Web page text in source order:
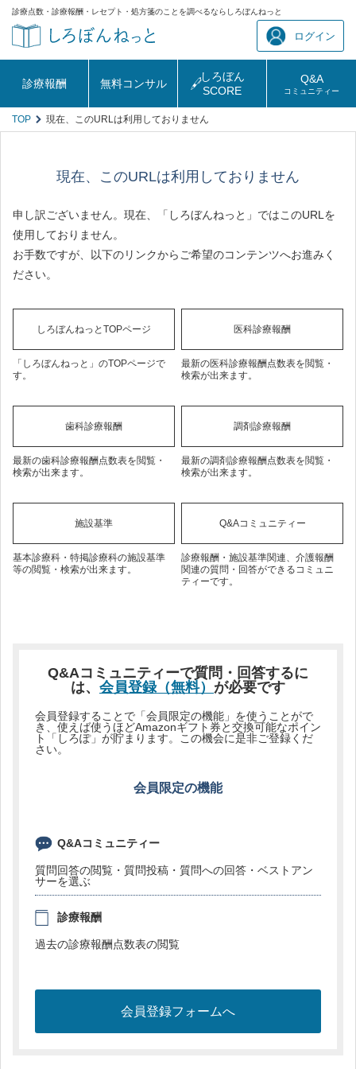
診療点数・診療報酬・レセプト・処方箋のことを調べるならしろぼんねっと
ログイン
診療報酬 無料コンサル
しろぼん
SCORE
Q&A
コミュニティー
TOP 現在、このURLは利用しておりません
現在、このURLは利用しておりません
申し訳ございません。現在、「しろぼんねっと」ではこのURLを
使用しておりません。
お手数ですが、以下のリンクからご希望のコンテンツへお進みく
ださい。
しろぼんねっとTOPページ
「しろぼんねっと」のTOPページで
す。
医科診療報酬
最新の医科診療報酬点数表を閲覧・
検索が出来ます。
歯科診療報酬
最新の歯科診療報酬点数表を閲覧・
検索が出来ます。
調剤診療報酬
最新の調剤診療報酬点数表を閲覧・
検索が出来ます。
施設基準
基本診療科・特掲診療科の施設基準
等の閲覧・検索が出来ます。
Q&Aコミュニティー
診療報酬・施設基準関連、介護報酬
関連の質問・回答ができるコミュニ
ティーです。
Q&Aコミュニティーで質問・回答するに
は、 会員登録（無料） が必要です
会員登録することで「会員限定の機能」を使うことがで
き、使えば使うほどAmazonギフト券と交換可能なポイン
ト「しろぽ」が貯まります。この機会に是非ご登録くだ
さい。
会員限定の機能
Q&Aコミュニティー
質問回答の閲覧・質問投稿・質問への回答・ベストアン
サーを選ぶ
診療報酬
過去の診療報酬点数表の閲覧
会員登録フォームへ